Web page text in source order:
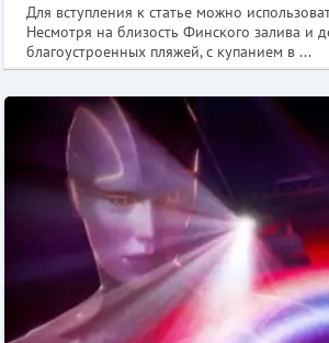
Для вступления к статье можно
Несмотря на близость Финского залива и
благоустроенных пляжей, с купанием в ...